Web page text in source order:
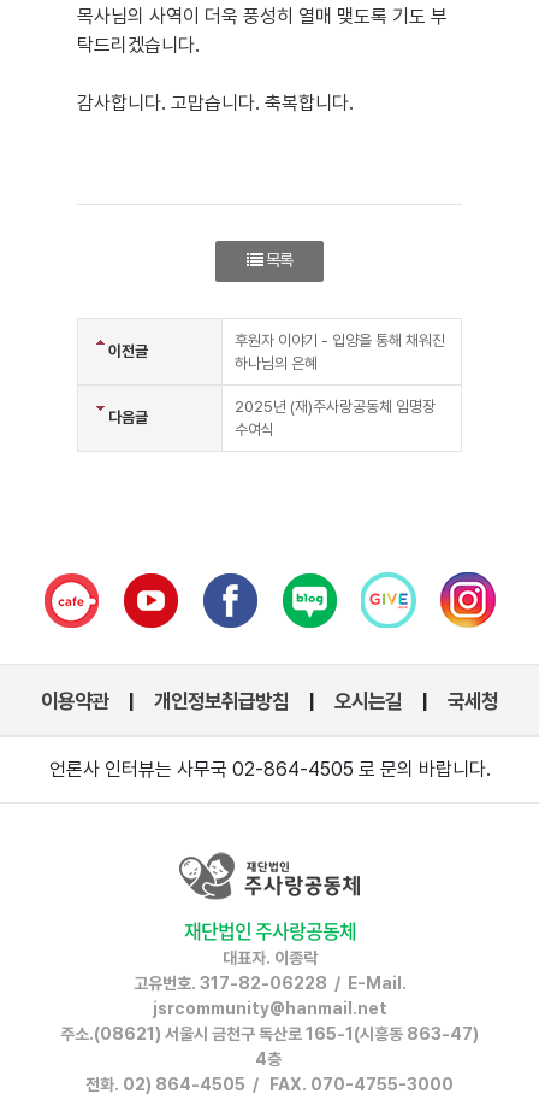
목사님의 사역이 더욱 풍성히 열매 맺도록 기도 부
탁드리겠습니다.
감사합니다. 고맙습니다. 축복합니다.
목록
이전글
후원자 이야기 - 입양을 통해 채워진
하나님의 은혜
다음글
2025년 (재)주사랑공동체 임명장
수여식
이용약관| 개인정보취급방침 오시는길 국세청
언론사 인터뷰는 사무국 02-864-4505 로 문의 바랍니다.
재단법인 주사랑공동체
대표자. 이종락
고유번호. 317-82-06228 / E-Mail.
jsrcommunity@hanmail.net
주소.(08621) 서울시 금천구 독산로 165-1(시흥동 863-47)
4층
전화. 02) 864-4505 / FAX. 070-4755-3000